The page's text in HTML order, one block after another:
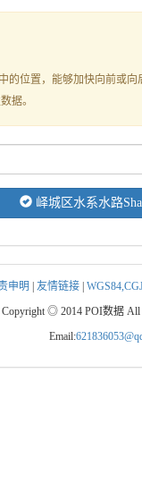
位置，能够加快向前或向
据。
峄城区水系水路
申明 友情链接|
Copyright ◎ 2014 POI数据 All
Email: